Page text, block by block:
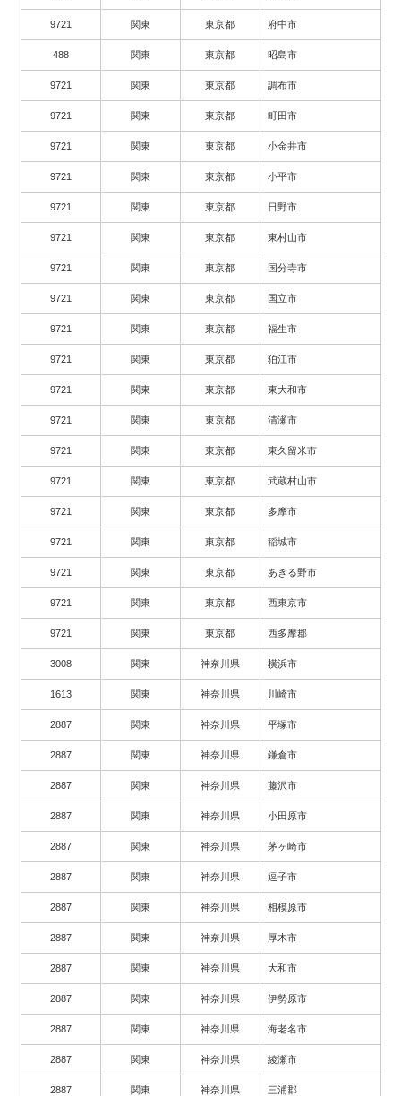
9721 関東 東京都 府中市
488 関東 東京都 昭島市
9721 関東 東京都 調布市
9721 関東 東京都 町田市
9721 関東 東京都 小金井市
9721 関東 東京都 小平市
9721 関東 東京都 日野市
9721 関東 東京都 東村山市
9721 関東 東京都 国分寺市
9721 関東 東京都 国立市
9721 関東 東京都 福生市
9721 関東 東京都 狛江市
9721 関東 東京都 東大和市
9721 関東 東京都 清瀬市
9721 関東 東京都 東久留米市
9721 関東 東京都 武蔵村山市
9721 関東 東京都 多摩市
9721 関東 東京都 稲城市
9721 関東 東京都 あきる野市
9721 関東 東京都 西東京市
9721 関東 東京都 西多摩郡
3008 関東 神奈川県 横浜市
1613 関東 神奈川県 川崎市
2887 関東 神奈川県 平塚市
2887 関東 神奈川県 鎌倉市
2887 関東 神奈川県 藤沢市
2887 関東 神奈川県 小田原市
2887 関東 神奈川県 茅ヶ崎市
2887 関東 神奈川県 逗子市
2887 関東 神奈川県 相模原市
2887 関東 神奈川県 厚木市
2887 関東 神奈川県 大和市
2887 関東 神奈川県 伊勢原市
2887 関東 神奈川県 海老名市
2887 関東 神奈川県 綾瀬市
2887 関東 神奈川県 三浦郡